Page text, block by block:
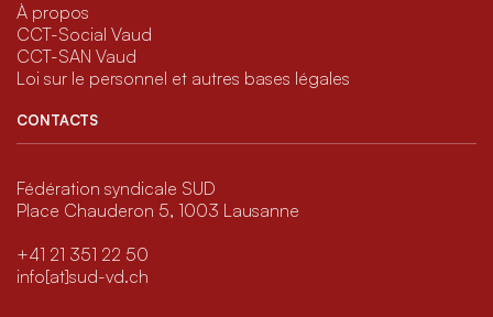
À propos
CCT-Social Vaud
CCT-SAN Vaud
Loi sur le personnel et autres bases légales
CONTACTS
Fédération syndicale SUD
Place Chauderon 5, 1003 Lausanne
+41 21 351 22 50
info[at]sud-vd.ch